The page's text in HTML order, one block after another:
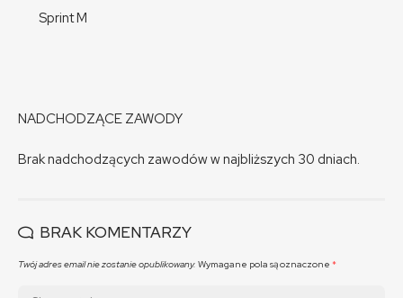
Sprint M
NADCHODZĄCE ZAWODY
Brak nadchodzących zawodów w najbliższych 30 dniach.
BRAK KOMENTARZY
Twój adres email nie zostanie opublikowany. Wymagane pola są oznaczone *